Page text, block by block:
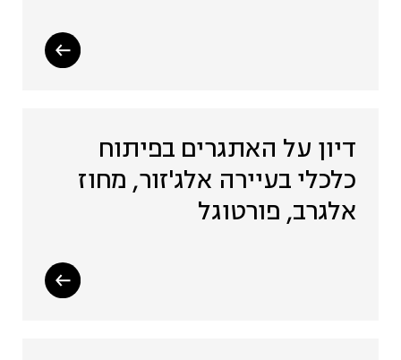
דיון על האתגרים בפיתוח
כלכלי בעיירה אלג'זור, מחוז
אלגרב, פורטוגל